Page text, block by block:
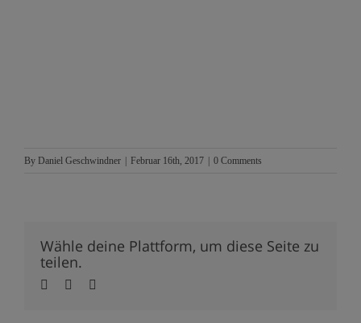
By Daniel Geschwindner Februar 16th, 2017 0 Comments
Wähle deine Plattform, um diese Seite zu
teilen.